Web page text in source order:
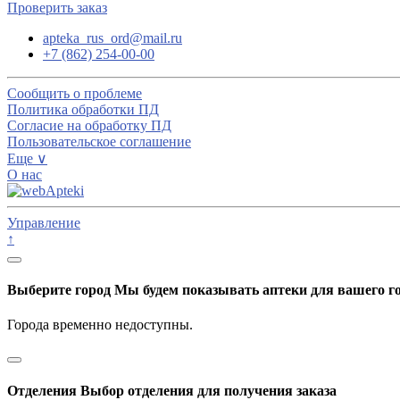
Проверить заказ
apteka_rus_ord@mail.ru
+7 (862) 254-00-00
Сообщить о проблеме
Политика обработки ПД
Согласие на обработку ПД
Пользовательское соглашение
Еще ∨
О нас
Управление
↑
Выберите город Мы будем показывать аптеки для вашего
Города временно недоступны.
Отделения Выбор отделения для получения заказа